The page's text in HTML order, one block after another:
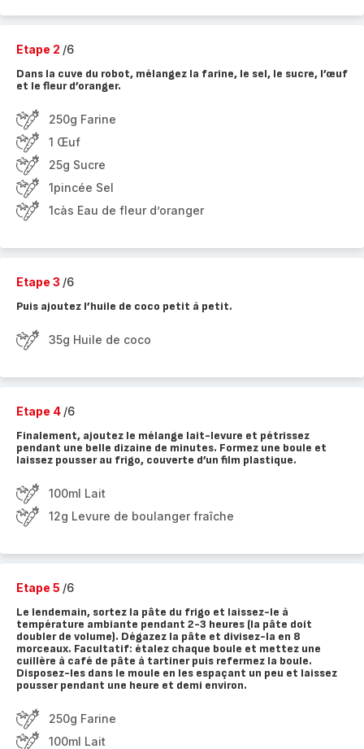
Etape 2 /6
Dans la cuve du robot, mélangez la farine, le sel, le sucre, l’œuf
et le fleur d’oranger.
250g Farine
1 Œuf
25g Sucre
1pincée Sel
1càs Eau de fleur d’oranger
Etape 3 /6
Puis ajoutez l’huile de coco petit à petit.
35g Huile de coco
Etape 4 /6
Finalement, ajoutez le mélange lait-levure et pétrissez
pendant une belle dizaine de minutes. Formez une boule et
laissez pousser au frigo, couverte d’un film plastique.
100ml Lait
12g Levure de boulanger fraîche
Etape 5 /6
Le lendemain, sortez la pâte du frigo et laissez-le à
température ambiante pendant 2-3 heures (la pâte doit
doubler de volume). Dégazez la pâte et divisez-la en 8
morceaux. Facultatif: étalez chaque boule et mettez une
cuillère à café de pâte à tartiner puis refermez la boule.
Disposez-les dans le moule en les espaçant un peu et laissez
pousser pendant une heure et demi environ.
250g Farine
100ml Lait